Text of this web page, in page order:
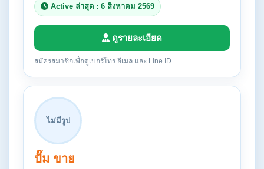
Active ล่าสุด : 6 สิงหาคม 2569
ดูรายละเอียด
สมัครสมาชิกเพื่อดูเบอร์โทร อีเมล และ Line ID
ไม่มีรูป
ปั๊ม ขาย